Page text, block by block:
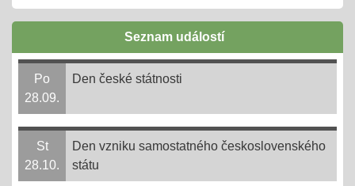
Zápisy do ZŠ pro školní rok 2025/2026
1. - 30. 4. + následně do 31. 8. 2025
online 1. - 11. 4. 2025
14.03.2025
- společně s matematiky jedeme oslavit na UJEP na
počest Ludolfova čísla tento významný den
Seznam událostí
Po
28.09.
Den české státnosti
St
28.10.
Den vzniku samostatného československého
státu